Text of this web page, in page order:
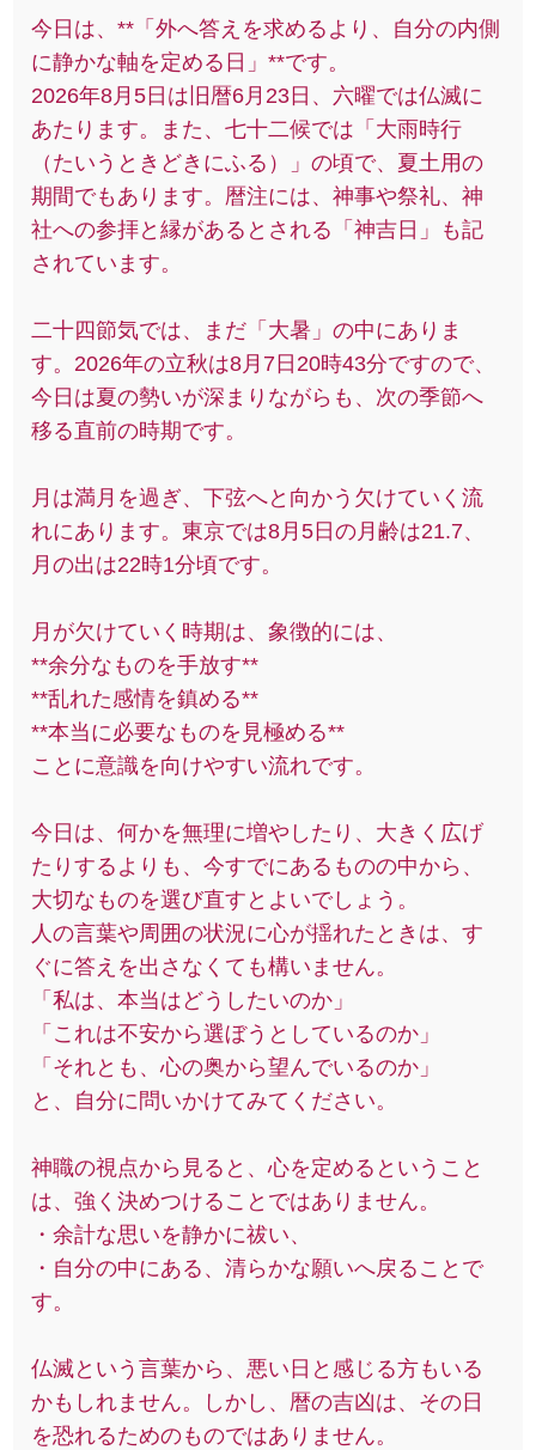
今日は、**「外へ答えを求めるより、自分の内側
に静かな軸を定める日」**です。
2026年8月5日は旧暦6月23日、六曜では仏滅に
あたります。また、七十二候では「大雨時行
（たいうときどきにふる）」の頃で、夏土用の
期間でもあります。暦注には、神事や祭礼、神
社への参拝と縁があるとされる「神吉日」も記
されています。
二十四節気では、まだ「大暑」の中にありま
す。2026年の立秋は8月7日20時43分ですので、
今日は夏の勢いが深まりながらも、次の季節へ
移る直前の時期です。
月は満月を過ぎ、下弦へと向かう欠けていく流
れにあります。東京では8月5日の月齢は21.7、
月の出は22時1分頃です。
月が欠けていく時期は、象徴的には、
**余分なものを手放す**
**乱れた感情を鎮める**
**本当に必要なものを見極める**
ことに意識を向けやすい流れです。
今日は、何かを無理に増やしたり、大きく広げ
たりするよりも、今すでにあるものの中から、
大切なものを選び直すとよいでしょう。
人の言葉や周囲の状況に心が揺れたときは、す
ぐに答えを出さなくても構いません。
「私は、本当はどうしたいのか」
「これは不安から選ぼうとしているのか」
「それとも、心の奥から望んでいるのか」
と、自分に問いかけてみてください。
神職の視点から見ると、心を定めるということ
は、強く決めつけることではありません。
・余計な思いを静かに祓い、
・自分の中にある、清らかな願いへ戻ることで
す。
仏滅という言葉から、悪い日と感じる方もいる
かもしれません。しかし、暦の吉凶は、その日
を恐れるためのものではありません。